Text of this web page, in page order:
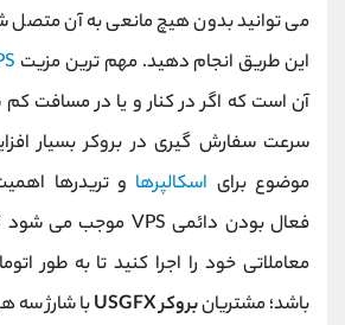
می توانید بدون هیچ مانعی به آن متصل
این طریق انجام دهید. مهم ترین مزیت
آن است که اگر در کنار و یا در مسافت کم
سرعت سفارش گیری در بروکر بسیار
موضوع برای اسکالپرها و تریدرها
فعال بودن دائمی VPS موجب می شود
معاملاتی خود را اجرا کنید تا به طور
باشد؛ مشتریانبروکرUSGFXبا شارژ سه